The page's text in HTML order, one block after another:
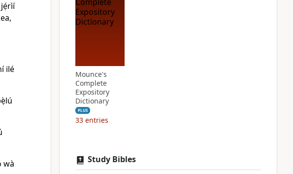
ilé
wà
Mounce's
Complete
Expository
Dictionary
PLUS
33 entries
Study Bibles